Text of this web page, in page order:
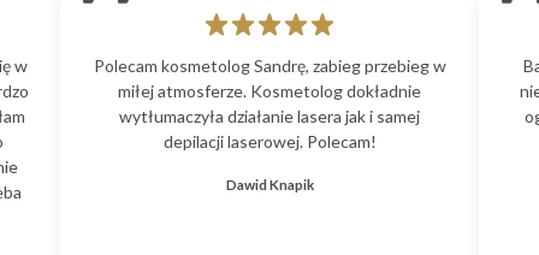
w
Polecam kosmetolog Sandrę, zabieg przebieg w
miłej atmosferze. Kosmetolog dokładnie
wytłumaczyła działanie lasera jak i samej
depilacji laserowej. Polecam!
Dawid Knapik